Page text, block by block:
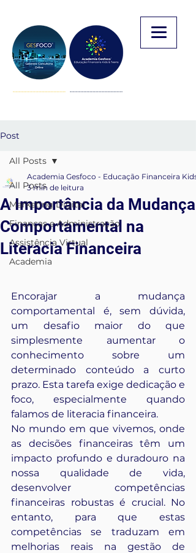
Post
All Posts
Marketing Digital
Finanças e Administração
Assistência Virtual
Academia
All Posts
A Importância da Mudança
Comportamental na
Literacia Financeira
Academia Gesfoco - Educação Financeira Kids
3 min de leitura
Encorajar a mudança
comportamental é, sem dúvida,
um desafio maior do que
simplesmente aumentar o
conhecimento sobre um
determinado conteúdo a curto
prazo. Esta tarefa exige dedicação e
foco, especialmente quando
falamos de literacia financeira.
No mundo em que vivemos, onde
as decisões financeiras têm um
impacto profundo e duradouro na
nossa qualidade de vida,
desenvolver competências
financeiras robustas é crucial. No
entanto, para que estas
competências se traduzam em
melhorias reais na gestão de